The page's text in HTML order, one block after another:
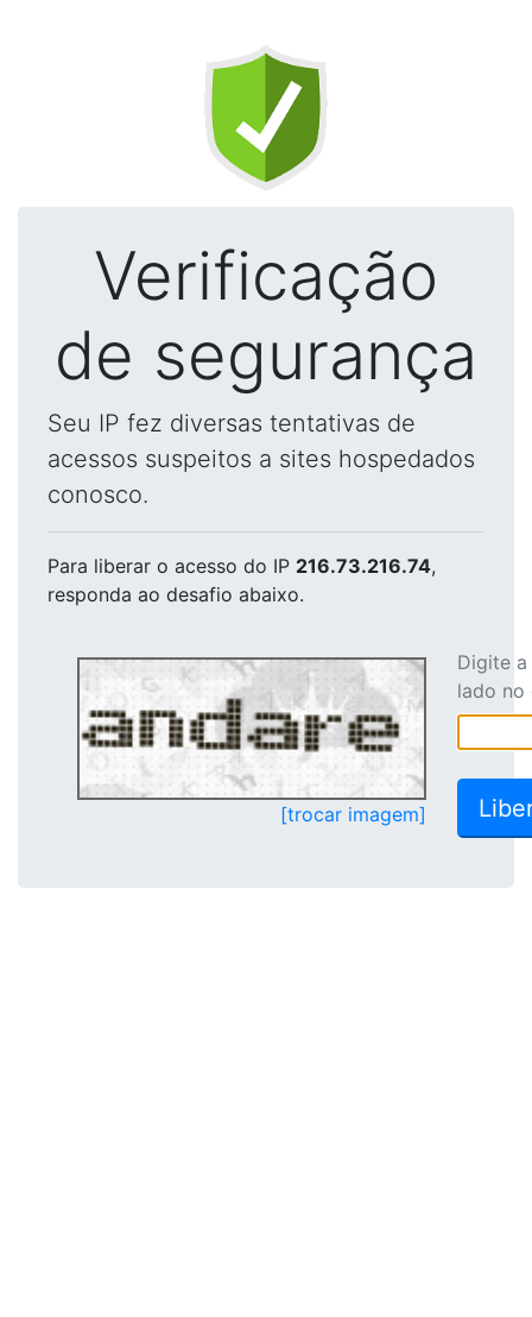
Verificação
de segurança
Seu IP fez diversas tentativas de
acessos suspeitos a sites hospedados
conosco.
Para liberar o acesso do IP 216.73.216.74,
responda ao desafio abaixo.
[trocar imagem]
Digite
lado no